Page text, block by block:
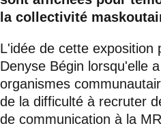
la collectivité
L'idée de cette exposition
Denyse Bégin lorsqu'elle
organismes
de la difficulté à recruter
de communication à la